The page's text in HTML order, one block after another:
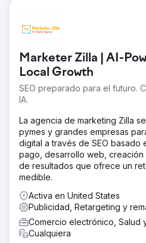
Una importante organización
del sector salud sufrió un
rankings desaparecieron, las
funcionar y el contenido que
múltiples propiedades del sitio
consolidado, lo que generó
contenido duplicado. Las
rindiendo al nivel esperado.
digitales estaban
perdido significaba menos
el apoyo a los pacientes.
La solución
DeltaV reconstruyó la base SEO
Solucionamos los problemas
como redirecciones rotas,
indexación, y consolidamos
arquitectura de sitio unificada.
Marketer Zilla | AI-
Local Growth
SEO preparado para el futuro.
IA.
La agencia de marketing Zilla
pymes y grandes empresas
digital a través de SEO basado
pago, desarrollo web, creación
de resultados que ofrece un
medible.
Activa en United States
Publicidad, Retargeting y
Comercio electrónico, Salud
Cualquiera